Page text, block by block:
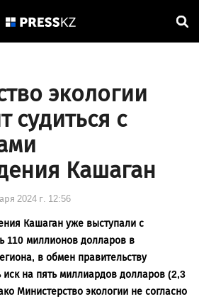
экологии
судиться с
Кашаган
2024 г. 12:56
Кашаган уже выступали с
110 миллионов долларов в
в обмен правительству
иск на пять миллиардов долларов (2,3
Министерство экологии не согласно